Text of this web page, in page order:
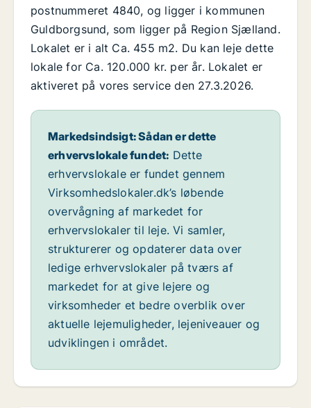
postnummeret 4840, og ligger i kommunen
Guldborgsund, som ligger på Region Sjælland.
Lokalet er i alt Ca. 455 m2. Du kan leje dette
lokale for Ca. 120.000 kr. per år. Lokalet er
aktiveret på vores service den 27.3.2026.
Markedsindsigt: Sådan er dette
erhvervslokale fundet: Dette
erhvervslokale er fundet gennem
Virksomhedslokaler.dk’s løbende
overvågning af markedet for
erhvervslokaler til leje. Vi samler,
strukturerer og opdaterer data over
ledige erhvervslokaler på tværs af
markedet for at give lejere og
virksomheder et bedre overblik over
aktuelle lejemuligheder, lejeniveauer og
udviklingen i området.